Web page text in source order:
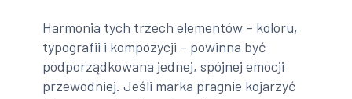
Harmonia tych trzech elementów – koloru,
typografii i kompozycji – powinna być
podporządkowana jednej, spójnej emocji
przewodniej. Jeśli marka pragnie kojarzyć